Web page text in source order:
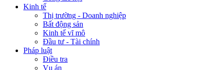
Kinh tế
Thị trường - Doanh nghiệp
Bất động sản
Kinh tế vĩ mô
Đầu tư - Tài chính
Pháp luật
Điều tra
Vụ án